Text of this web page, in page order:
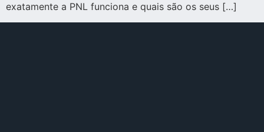
exatamente a PNL funciona e quais são os seus […]